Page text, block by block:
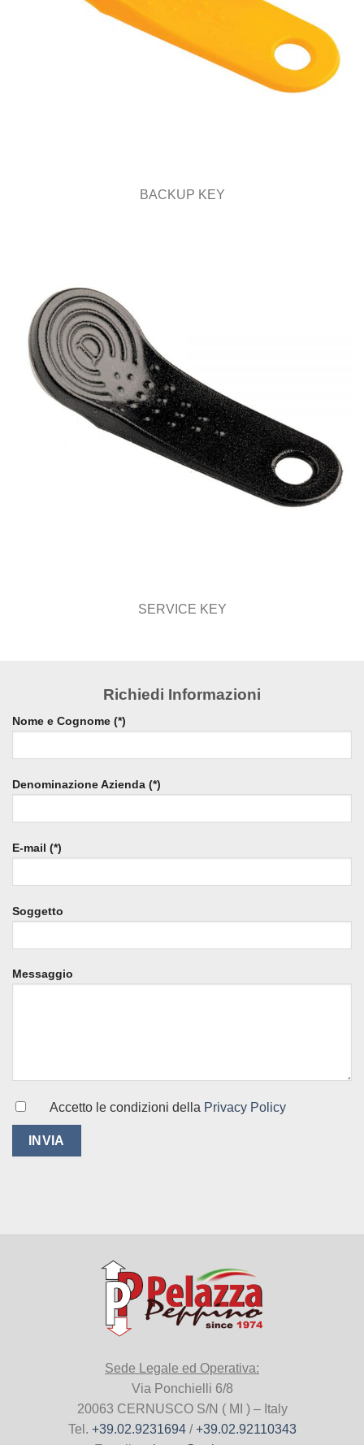
BACKUP KEY
SERVICE KEY
Richiedi Informazioni
Nome e Cognome (*)
Denominazione Azienda (*)
E-mail (*)
Soggetto
Messaggio
Accetto le condizioni della Privacy Policy
Sede Legale ed Operativa:
Via Ponchielli 6/8
20063 CERNUSCO S/N ( MI ) – Italy
Tel. +39.02.9231694/+39.02.92110343